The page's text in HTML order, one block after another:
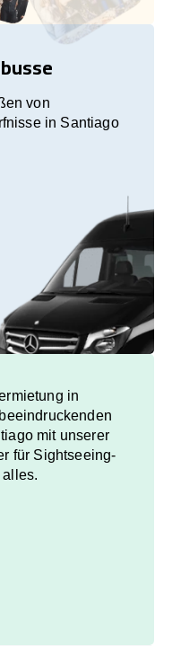
von
in Santiago
in
mit unserer
für Sightseeing-
alles.